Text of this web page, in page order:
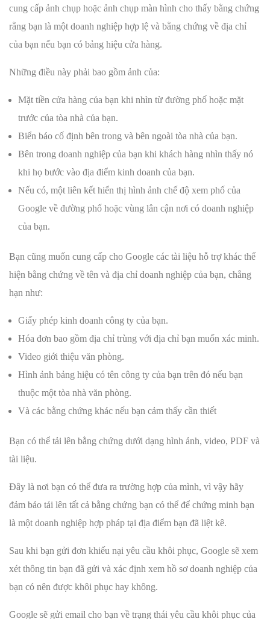
cung cấp ảnh chụp hoặc ảnh chụp màn hình cho thấy bằng chứng
rằng bạn là một doanh nghiệp hợp lệ và bằng chứng về địa chỉ
của bạn nếu bạn có bảng hiệu cửa hàng.
Những điều này phải bao gồm ảnh của:
Mặt tiền cửa hàng của bạn khi nhìn từ đường phố hoặc mặt
trước của tòa nhà của bạn.
Biển báo cố định bên trong và bên ngoài tòa nhà của bạn.
Bên trong doanh nghiệp của bạn khi khách hàng nhìn thấy nó
khi họ bước vào địa điểm kinh doanh của bạn.
Nếu có, một liên kết hiển thị hình ảnh chế độ xem phố của
Google về đường phố hoặc vùng lân cận nơi có doanh nghiệp
của bạn.
Bạn cũng muốn cung cấp cho Google các tài liệu hỗ trợ khác thể
hiện bằng chứng về tên và địa chỉ doanh nghiệp của bạn, chẳng
hạn như:
Giấy phép kinh doanh công ty của bạn.
Hóa đơn bao gồm địa chỉ trùng với địa chỉ bạn muốn xác minh.
Video giới thiệu văn phòng.
Hình ảnh bảng hiệu có tên công ty của bạn trên đó nếu bạn
thuộc một tòa nhà văn phòng.
Và các bằng chứng khác nếu bạn cảm thấy cần thiết
Bạn có thể tải lên bằng chứng dưới dạng hình ảnh, video, PDF và
tài liệu.
Đây là nơi bạn có thể đưa ra trường hợp của mình, vì vậy hãy
đảm bảo tải lên tất cả bằng chứng bạn có thể để chứng minh bạn
là một doanh nghiệp hợp pháp tại địa điểm bạn đã liệt kê.
Sau khi bạn gửi đơn khiếu nại yêu cầu khôi phục, Google sẽ xem
xét thông tin bạn đã gửi và xác định xem hồ sơ doanh nghiệp của
bạn có nên được khôi phục hay không.
Google sẽ gửi email cho bạn về trạng thái yêu cầu khôi phục của